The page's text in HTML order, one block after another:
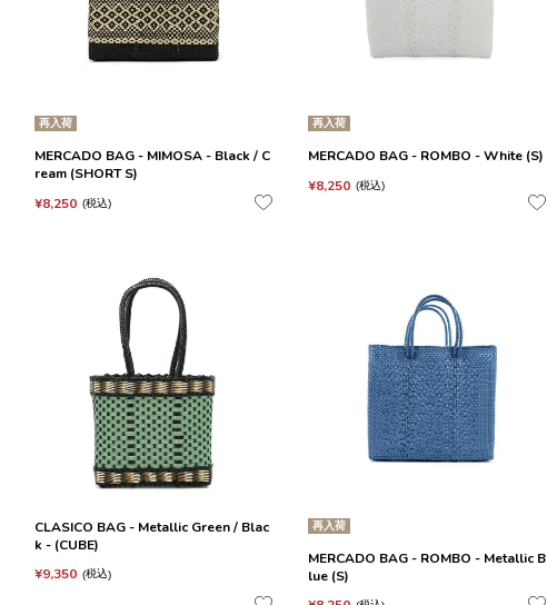
再入荷
MERCADO BAG - MIMOSA - Black / C
ream (SHORT S)
¥8,250 税込
再入荷
MERCADO BAG - ROMBO - White (S)
¥8,250 税込
CLASICO BAG - Metallic Green / Blac
k - (CUBE)
¥9,350 税込
再入荷
MERCADO BAG - ROMBO - Metallic B
lue (S)